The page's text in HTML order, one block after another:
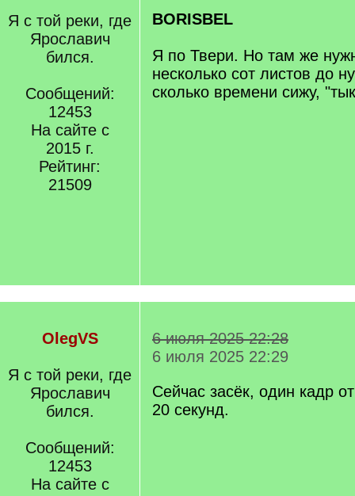
Я с той реки, где
Ярославич
бился.
Сообщений:
12453
На сайте с
2015 г.
Рейтинг:
21509
BORISBEL
Я по Твери. Но там же
несколько сот листов до
сколько времени сижу,
OlegVS
Я с той реки, где
Ярославич
бился.
Сообщений:
12453
На сайте с
6 июля 2025 22:28
6 июля 2025 22:29
Сейчас засёк, один кадр
20 секунд.